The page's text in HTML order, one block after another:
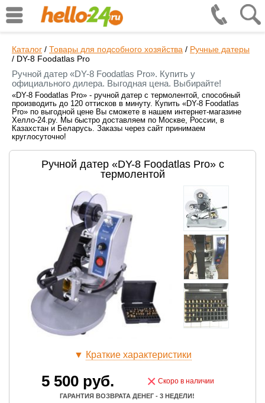
Каталог / Товары для подсобного хозяйства / Ручные датеры
/ DY-8 Foodatlas Pro
Ручной датер «DY-8 Foodatlas Pro». Купить у
официального дилера. Выгодная цена. Выбирайте!
«DY-8 Foodatlas Pro» - ручной датер с термолентой, способный
производить до 120 оттисков в минуту. Купить «DY-8 Foodatlas
Pro» по выгодной цене Вы сможете в нашем интернет-магазине
Хелло-24.ру. Мы быстро доставляем по Москве, России, в
Казахстан и Беларусь. Заказы через сайт принимаем
круглосуточно!
Ручной датер «DY-8 Foodatlas Pro» с
термолентой
▼ Краткие характеристики
5 500руб. × Скоро в наличии
ГАРАНТИЯ ВОЗВРАТА ДЕНЕГ - 3 НЕДЕЛИ!